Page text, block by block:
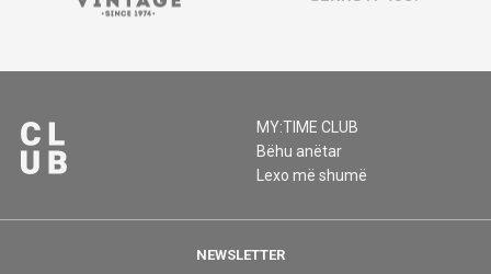
MY:TIME CLUB
Bëhu anëtar
Lexo më shumë
NEWSLETTER